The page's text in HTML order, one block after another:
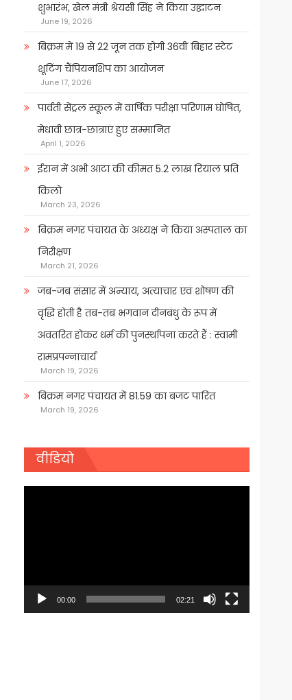
शुभारंभ, खेल मंत्री श्रेयसी सिंह ने किया उद्घाटन
June 19, 2026
बिक्रम में 19 से 22 जून तक होगी 36वीं बिहार स्टेट
शूटिंग चैंपियनशिप का आयोजन
June 17, 2026
पार्वती सेंट्रल स्कूल में वार्षिक परीक्षा परिणाम घोषित,
मेधावी छात्र-छात्राएं हुए सम्मानित
April 1, 2026
ईरान में अभी आटा की कीमत 5.2 लाख रियाल प्रति
किलो
March 23, 2026
बिक्रम नगर पंचायत के अध्यक्ष ने किया अस्पताल का
निरीक्षण
March 21, 2026
जब-जब संसार में अन्याय, अत्याचार एवं शोषण की
वृद्धि होती है तब-तब भगवान दीनबंधु के रूप में
अवतरित होकर धर्म की पुनर्स्थापना करते हैं : स्वामी
रामप्रपन्नाचार्य
March 19, 2026
बिक्रम नगर पंचायत में 81.59 का बजट पारित
March 19, 2026
वीडियो
00:00 02:21